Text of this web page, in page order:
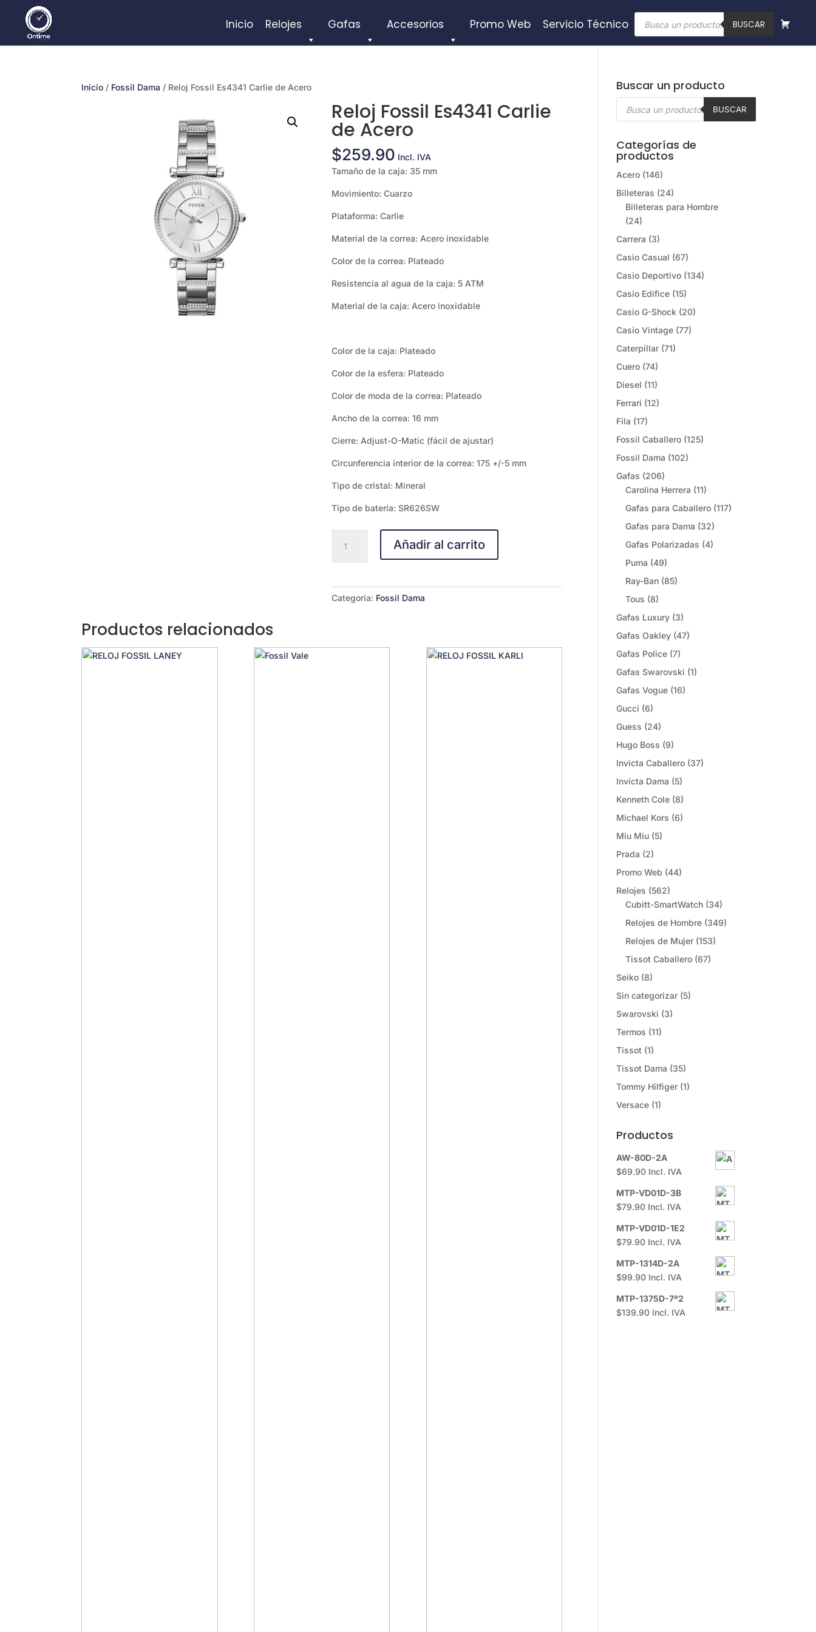
Inicio Relojes Gafas Accesorios Promo Web Servicio Técnico
Búsqueda
de
productos
BUSCAR
Inicio / Fossil Dama / Reloj Fossil Es4341 Carlie de Acero
Reloj Fossil Es4341 Carlie
de Acero
$259.90 Incl. IVA
Tamaño de la caja: 35 mm
Movimiento: Cuarzo
Plataforma: Carlie
Material de la correa: Acero inoxidable
Color de la correa: Plateado
Resistencia al agua de la caja: 5 ATM
Material de la caja: Acero inoxidable
Color de la caja: Plateado
Color de la esfera: Plateado
Color de moda de la correa: Plateado
Ancho de la correa: 16 mm
Cierre: Adjust-O-Matic (fácil de ajustar)
Circunferencia interior de la correa: 175 +/-5 mm
Tipo de cristal: Mineral
Tipo de batería: SR626SW
Fossil
Acero
Añadir al carrito
Categoría: Fossil Dama
Productos relacionados
Buscar un producto
Búsqueda
BUSCAR
Categorías de
productos
Acero (146)
Billeteras (24)
Billeteras para Hombre
(24)
Carrera (3)
Casio Casual (67)
Casio Deportivo (134)
Casio Edifice (15)
Casio G-Shock (20)
Casio Vintage (77)
Caterpillar (71)
Cuero (74)
Diesel (11)
Ferrari (12)
Fila (17)
Fossil Caballero (125)
Fossil Dama (102)
Gafas (206)
Carolina Herrera (11)
Gafas para Caballero (117)
Gafas para Dama (32)
Gafas Polarizadas (4)
Puma (49)
Ray-Ban (85)
Tous (8)
Gafas Luxury (3)
Gafas Oakley (47)
Gafas Police (7)
Gafas Swarovski (1)
Gafas Vogue (16)
Gucci (6)
Guess (24)
Hugo Boss (9)
Invicta Caballero (37)
Invicta Dama (5)
Kenneth Cole (8)
Michael Kors (6)
Miu Miu (5)
Prada (2)
Promo Web (44)
Relojes (562)
Cubitt-SmartWatch (34)
Relojes de Hombre (349)
Relojes de Mujer (153)
Tissot Caballero (67)
Seiko (8)
Sin categorizar (5)
Swarovski (3)
Termos (11)
Tissot (1)
Tissot Dama (35)
Tommy Hilfiger (1)
Versace (1)
Productos
AW-80D-2A
$69.90 Incl. IVA
MTP-VD01D-3B
$79.90 Incl. IVA
MTP-VD01D-1E2
$79.90 Incl. IVA
MTP-1314D-2A
$99.90 Incl. IVA
MTP-1375D-7ª2
$139.90 Incl. IVA